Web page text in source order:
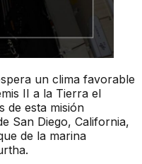
un clima favorable
II a la Tierra el
de esta misión
San Diego, California,
de la marina